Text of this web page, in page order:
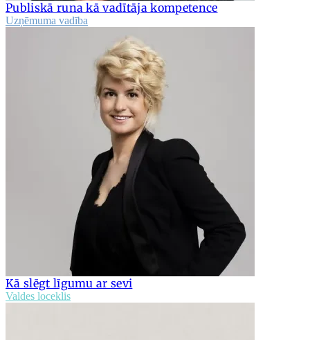
Publiskā runa kā vadītāja kompetence
Uzņēmuma vadība
Kā slēgt līgumu ar sevi
Valdes loceklis